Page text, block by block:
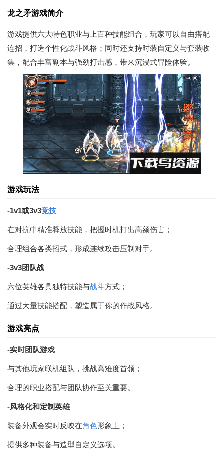
龙之矛游戏简介
游戏提供六大特色职业与上百种技能组合，玩家可以自由搭配
连招，打造个性化战斗风格；同时还支持时装自定义与套装收
集，配合丰富副本与强劲打击感，带来沉浸式冒险体验。
游戏玩法
-1v1或3v3竞技
在对抗中精准释放技能，把握时机打出高额伤害；
合理组合各类招式，形成连续攻击压制对手。
-3v3团队战
六位英雄各具独特技能与战斗方式；
通过大量技能搭配，塑造属于你的作战风格。
游戏亮点
-实时团队游戏
与其他玩家联机组队，挑战高难度首领；
合理的职业搭配与团队协作至关重要。
-风格化和定制英雄
装备外观会实时反映在角色形象上；
提供多种装备与造型自定义选项。